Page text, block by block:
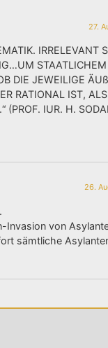
27.
IRRELEVANT
STAATLICHEM
DIE JEWEILIGE
RATIONAL IST,
(PROF. IUR. H.
26.
von
sämtliche